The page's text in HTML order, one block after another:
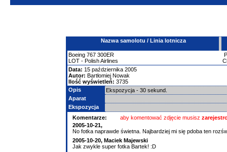
Nazwa samolotu / Linia lotnicza
Boeing 767 300ER
LOT - Polish Airlines
Data: 15 października 2005
Autor: Bartłomiej Nowak
Ilość wyświetleń: 3735
Opis
Ekspozycja - 30 sekund.
Aparat
Ekspozycja
Komentarze:
aby komentować zdjęcie musisz
2005-10-21,
No fotka naprawde świetna. Najbardziej mi się pdoba ten
2005-10-20, Maciek Majewski
Jak zwykle super fotka Bartek! :D